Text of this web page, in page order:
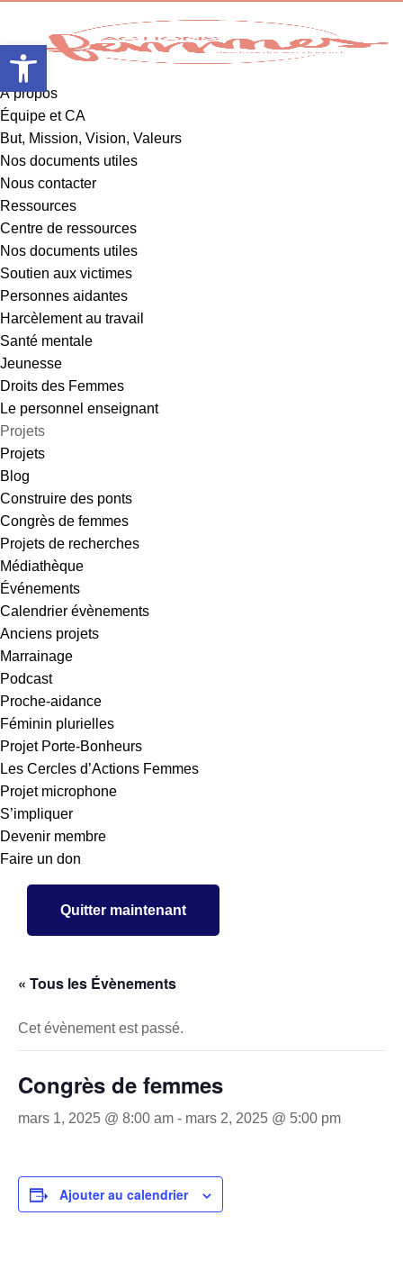
À propos
Équipe et CA
But, Mission, Vision, Valeurs
Nos documents utiles
Nous contacter
Ressources
Centre de ressources
Nos documents utiles
Soutien aux victimes
Personnes aidantes
Harcèlement au travail
Santé mentale
Jeunesse
Droits des Femmes
Le personnel enseignant
Projets
Projets
Blog
Construire des ponts
Congrès de femmes
Projets de recherches
Médiathèque
Événements
Calendrier évènements
Anciens projets
Marrainage
Podcast
Proche-aidance
Féminin plurielles
Projet Porte-Bonheurs
Les Cercles d’Actions Femmes
Projet microphone
S’impliquer
Devenir membre
Faire un don
Quitter maintenant
« Tous les Évènements
Cet évènement est passé.
Congrès de femmes
mars 1, 2025 @ 8:00 am - mars 2, 2025 @ 5:00 pm
Ajouter au calendrier
Ouvrir la barre d’outils